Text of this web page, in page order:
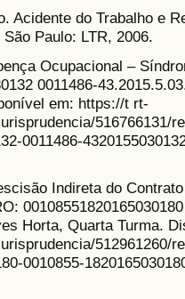
Acidente do Trabalho e
Paulo: LTR, 2006.
Ocupacional –
0011486-
em: https://t rt-
516766131/
0011486-
Indireta do
Horta, Quarta Turma.
512961260/
0010855-